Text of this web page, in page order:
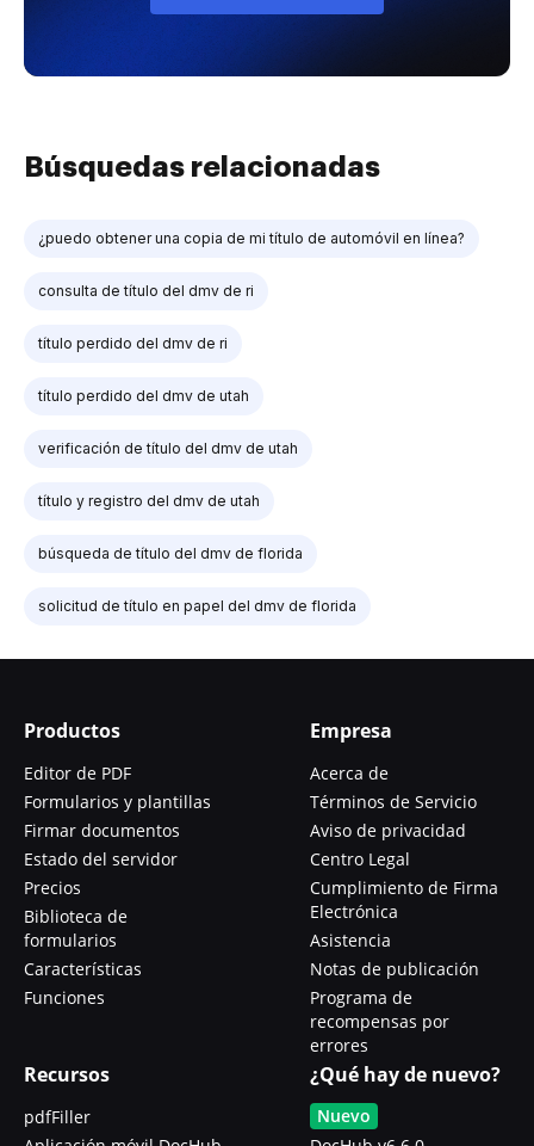
Búsquedas relacionadas
¿puedo obtener una copia de mi título de automóvil en línea?
consulta de título del dmv de ri
título perdido del dmv de ri
título perdido del dmv de utah
verificación de título del dmv de utah
título y registro del dmv de utah
búsqueda de título del dmv de florida
solicitud de título en papel del dmv de florida
Productos
Editor de PDF
Formularios y plantillas
Firmar documentos
Estado del servidor
Precios
Biblioteca de
formularios
Características
Funciones
Empresa
Acerca de
Términos de Servicio
Aviso de privacidad
Centro Legal
Cumplimiento de Firma
Electrónica
Asistencia
Notas de publicación
Programa de
recompensas por
errores
Recursos
pdfFiller
¿Qué hay de nuevo?
Nuevo